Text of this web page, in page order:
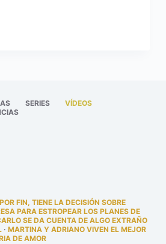
SERIES
VÍDEOS
FIN, TIENE LA DECISIÓN SOBRE
PARA ESTROPEAR LOS PLANES DE
SE DA CUENTA DE ALGO EXTRAÑO
· MARTINA Y ADRIANO VIVEN EL MEJOR
DE AMOR